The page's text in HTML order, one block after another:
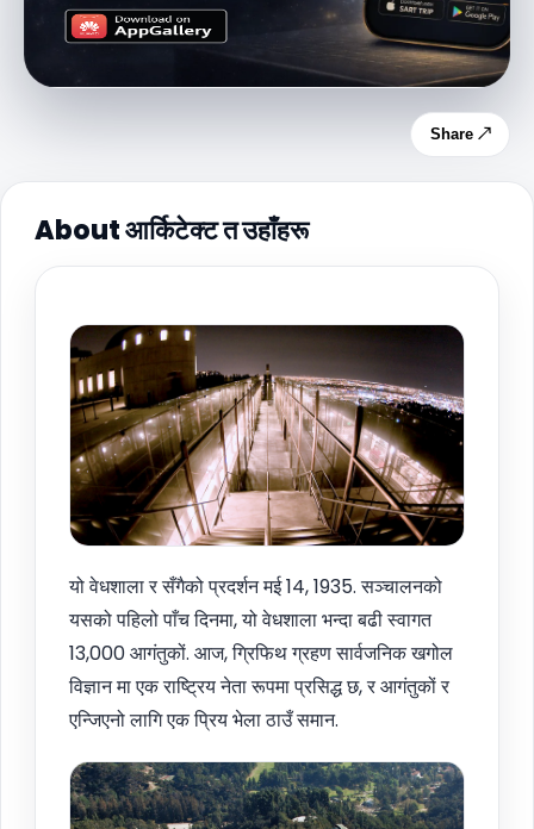
Share ↗
About आर्किटेक्ट त उहाँहरू
यो वेधशाला र सँगैको प्रदर्शन मई 14, 1935. सञ्चालनको
यसको पहिलो पाँच दिनमा, यो वेधशाला भन्दा बढी स्वागत
13,000 आगंतुकों. आज, ग्रिफिथ ग्रहण सार्वजनिक खगोल
विज्ञान मा एक राष्ट्रिय नेता रूपमा प्रसिद्ध छ, र आगंतुकों र
एन्जिएनो लागि एक प्रिय भेला ठाउँ समान.